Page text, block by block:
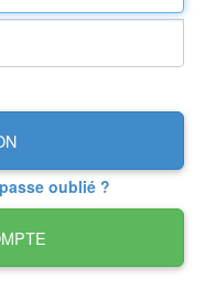
oublié ?